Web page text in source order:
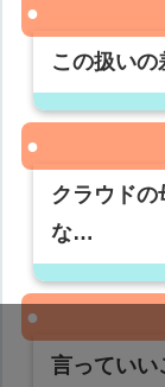
この扱い
クラウドの
な…
言っていい